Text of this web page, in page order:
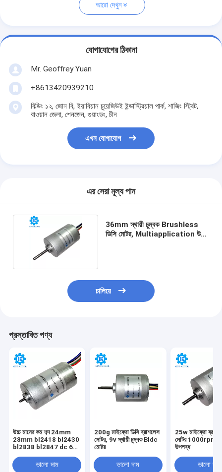
আরো দেখুন
যোগাযোগের ঠিকানা
Mr. Geoffrey Yuan
+8613420939210
বিল্ডিং ১২, জোন বি, ইয়াবিয়ান চুয়েজিউই ইন্ডাস্ট্রিয়াল পার্ক, শাজিং স্ট্রিট,
বাওয়ান জেলা, শেনজেন, গুয়াংডং, চীন
এখন যোগাযোগ
এর সেরা মূল্য পান
36mm স্থায়ী চুম্বক Brushless
ডিসি মোটর, Multiapplication উচ্চ
চালিয়ে
প্রস্তাবিত পণ্য
উচ্চ মানের কম শব্দ 24mm
28mm bl2418 bl2430
bl2838 bl2847 dc 6v
বিয়ারিং ব্রাশহীন মোটর
ভালো দাম
200g মাইক্রো ডিসি ব্রাশলেস
মোটর, 9v স্থায়ী চুম্বক Bldc
মোটর
ভালো দাম
25w মাইক্রো
মোটর 1000rpm
উপলব্ধ
ভালো দাম